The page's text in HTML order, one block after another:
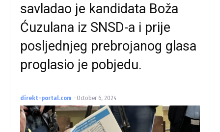
savladao je kandidata Boža
Ćuzulana iz SNSD-a i prije
posljednjeg prebrojanog glasa
proglasio je pobjedu.
direkt-portal.com - October 6, 2024